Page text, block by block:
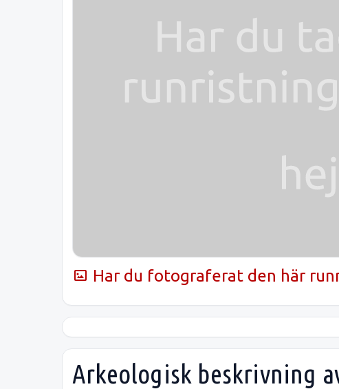
Har du fotograferat den här
Arkeologisk beskrivning